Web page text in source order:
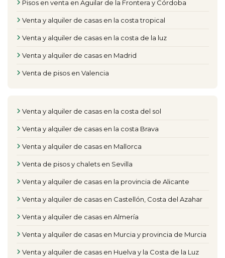
Pisos en venta en Aguilar de la Frontera y Córdoba
Venta y alquiler de casas en la costa tropical
Venta y alquiler de casas en la costa de la luz
Venta y alquiler de casas en Madrid
Venta de pisos en Valencia
Venta y alquiler de casas en la costa del sol
Venta y alquiler de casas en la costa Brava
Venta y alquiler de casas en Mallorca
Venta de pisos y chalets en Sevilla
Venta y alquiler de casas en la provincia de Alicante
Venta y alquiler de casas en Castellón, Costa del Azahar
Venta y alquiler de casas en Almería
Venta y alquiler de casas en Murcia y provincia de Murcia
Venta y alquiler de casas en Huelva y la Costa de la Luz